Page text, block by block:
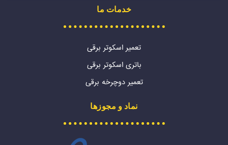
خدمات ما
تعمیر اسکوتر برقی
باتری اسکوتر برقی
تعمیر دوچرخه برقی
نماد و مجوزها